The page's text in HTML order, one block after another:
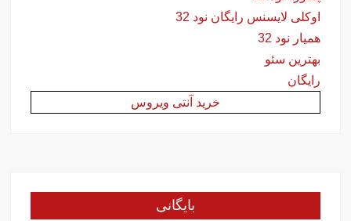
اوکلی لایسنس رایگان نود 32
همیار نود 32
بهترین سئو
رایگان
خرید آنتی ویروس
بایگانی